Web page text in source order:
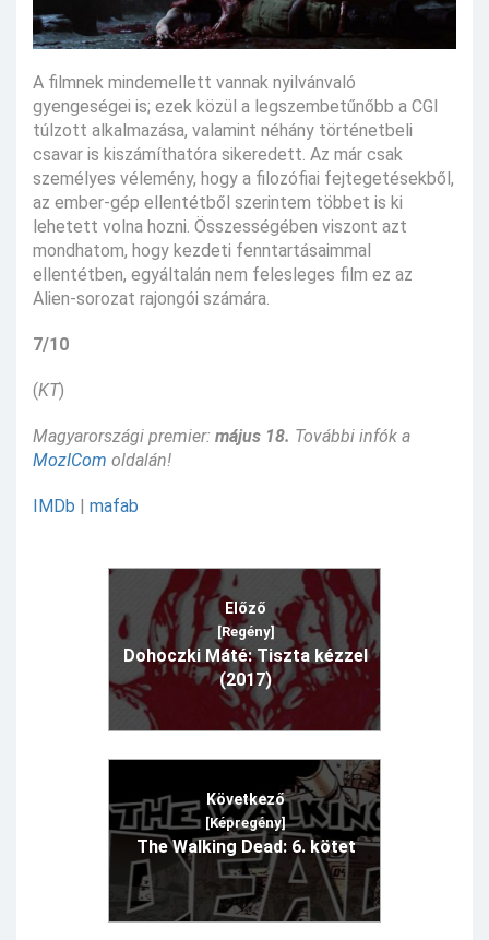
A filmnek mindemellett vannak nyilvánvaló
gyengeségei is; ezek közül a legszembetűnőbb a CGI
túlzott alkalmazása, valamint néhány történetbeli
csavar is kiszámíthatóra sikeredett. Az már csak
személyes vélemény, hogy a filozófiai fejtegetésekből,
az ember-gép ellentétből szerintem többet is ki
lehetett volna hozni. Összességében viszont azt
mondhatom, hogy kezdeti fenntartásaimmal
ellentétben, egyáltalán nem felesleges film ez az
Alien-sorozat rajongói számára.
7/10
(KT)
Magyarországi premier: május 18. További infók a
MozICom oldalán!
IMDb mafab
Előző
[Regény]
Dohoczki Máté: Tiszta kézzel
(2017)
Következő
[Képregény]
The Walking Dead: 6. kötet